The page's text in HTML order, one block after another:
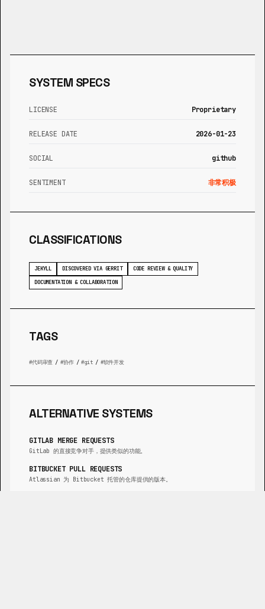
SYSTEM SPECS
LICENSE Proprietary
RELEASE DATE 2026-01-23
SOCIAL github
SENTIMENT 非常积极
CLASSIFICATIONS
JEKYLL DISCOVERED VIA GERRIT
CODE REVIEW & QUALITY
DOCUMENTATION & COLLABORATION
TAGS
代码审查 / 协作 / git / 软件开发
ALTERNATIVE SYSTEMS
GITLAB MERGE REQUESTS
GitLab 的直接竞争对手，提供类似的功能。
BITBUCKET PULL REQUESTS
Atlassian 为 Bitbucket 托管的仓库提供的版本。